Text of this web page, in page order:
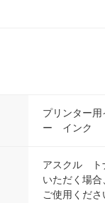
プリンター
ー インク
アスクル ト
いただく場
ご使用くだ